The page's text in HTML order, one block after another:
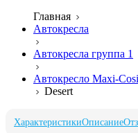
Главная
Автокресла
Автокресла группа 1
Автокресло Maxi-
Desert
ХарактеристикиОписание